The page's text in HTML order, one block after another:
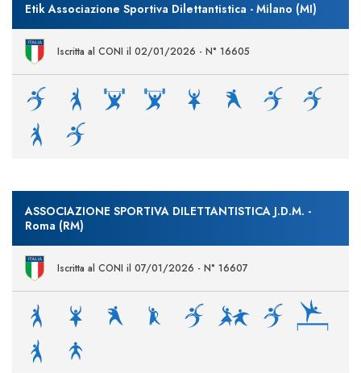
Etik Associazione Sportiva Dilettantistica - Milano (MI)
Iscritta al CONI il 02/01/2026 - N° 16605
ASSOCIAZIONE SPORTIVA DILETTANTISTICA J.D.M. -
Roma (RM)
Iscritta al CONI il 07/01/2026 - N° 16607